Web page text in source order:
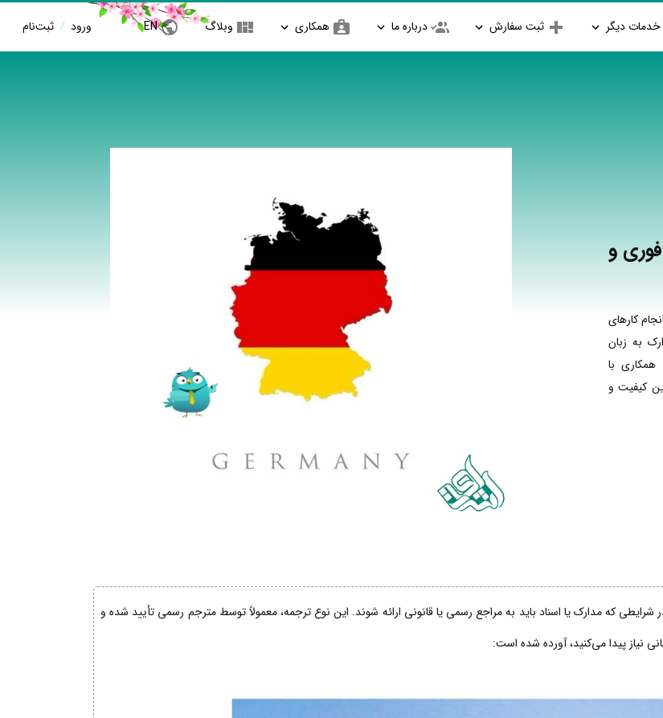
خدمات دیگر ثبت سفارش درباره ما همکاری وبلاگ EN ورود / ثبت‌نام
و
کارهای
به زبان
همکاری با
کیفیت و
که مدارک یا اسناد باید به مراجع رسمی یا قانونی ارائه شوند. این نوع ترجمه، معمولاً توسط مترجم رسمی تأیید شده و
نیاز پیدا می‌کنید، آورده شده است: